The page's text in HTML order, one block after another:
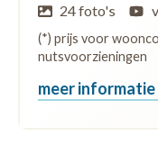
24 foto's
(*) prijs voor
nutsvoorzieningen
meer informatie